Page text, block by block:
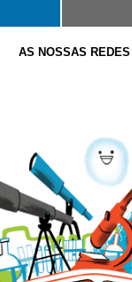
AS NOSSAS REDES